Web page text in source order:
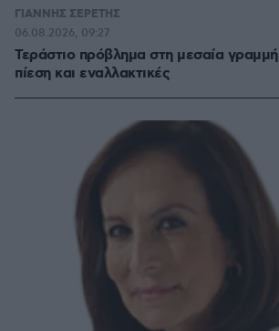
ΓΙΑΝΝΗΣ ΣΕΡΕΤΗΣ
Τεράστιο πρόβλημα στη μεσαία
πίεση και εναλλακτικές
06.08.2026, 09:27